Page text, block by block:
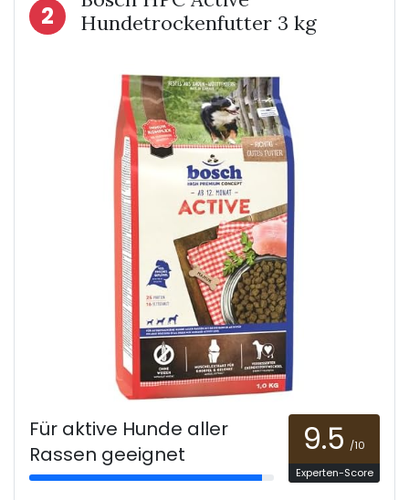
2
Hundetrockenfutter 3 kg
Für aktive Hunde aller
Rassen geeignet
9.5 /10
Experten-Score